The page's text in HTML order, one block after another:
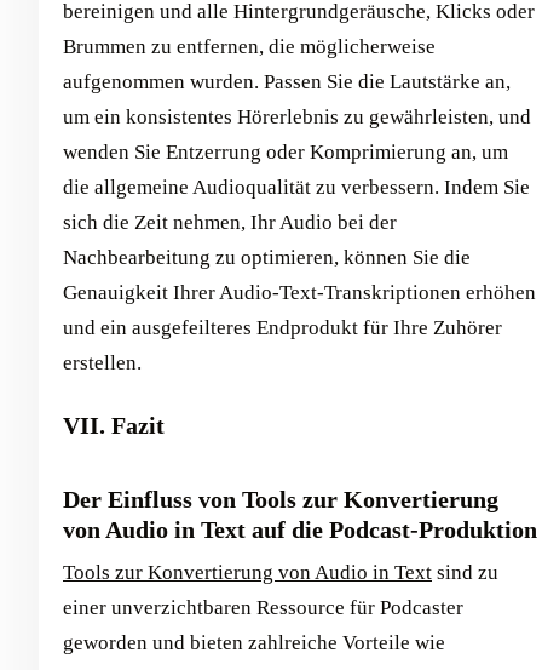
bereinigen und alle Hintergrundgeräusche, Klicks oder
Brummen zu entfernen, die möglicherweise
aufgenommen wurden. Passen Sie die Lautstärke an,
um ein konsistentes Hörerlebnis zu gewährleisten, und
wenden Sie Entzerrung oder Komprimierung an, um
die allgemeine Audioqualität zu verbessern. Indem Sie
sich die Zeit nehmen, Ihr Audio bei der
Nachbearbeitung zu optimieren, können Sie die
Genauigkeit Ihrer Audio-Text-Transkriptionen erhöhen
und ein ausgefeilteres Endprodukt für Ihre Zuhörer
erstellen.
VII. Fazit
Der Einfluss von Tools zur Konvertierung
von Audio in Text auf die Podcast-Produktion
Tools zur Konvertierung von Audio in Text sind zu
einer unverzichtbaren Ressource für Podcaster
geworden und bieten zahlreiche Vorteile wie